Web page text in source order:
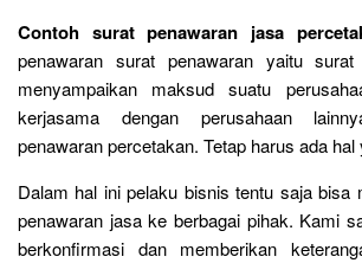
Contoh surat penawaran jasa
penawaran surat penawaran yaitu
menyampaikan maksud suatu
kerjasama dengan perusahaan
penawaran percetakan. Tetap harus ada hal
Dalam hal ini pelaku bisnis tentu saja bisa
penawaran jasa ke berbagai pihak. Kami
berkonfirmasi dan memberikan